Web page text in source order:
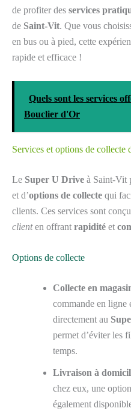
de profiter des services
de Saint-Vit. Que vous
en bus ou à pied, cette
rapide et efficace !
Quels sont les services
Bouclier d'Or
Services et options de
Le Super U Drive à Saint-Vit
et d’options de collecte qui
clients. Ces services sont
clienten offrant rapidité et
Options de collecte
Collecte en
commande en ligne
directement au
permet d’éviter les
temps.
Livraison à
chez eux, une
également